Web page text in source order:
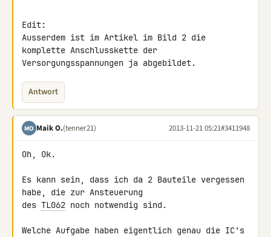
Edit:
Ausserdem ist im Artikel im Bild 2 die
komplette Anschlusskette der
Versorgungsspannungen ja abgebildet.
Antwort
MO Maik O.(tenner21) 2013-11-21 05:21#3411948
Oh, Ok.
Es kann sein, dass ich da 2 Bauteile vergessen
habe, die zur Ansteuerung
des TL062 noch notwendig sind.
Welche Aufgabe haben eigentlich genau die IC's